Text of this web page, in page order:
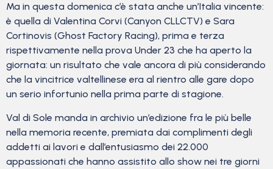
Ma in questa domenica c’è stata anche un’Italia vincente:
è quella di Valentina Corvi (Canyon CLLCTV) e Sara
Cortinovis (Ghost Factory Racing), prima e terza
rispettivamente nella prova Under 23 che ha aperto la
giornata: un risultato che vale ancora di più considerando
che la vincitrice valtellinese era al rientro alle gare dopo
un serio infortunio nella prima parte di stagione.
Val di Sole manda in archivio un’edizione fra le più belle
nella memoria recente, premiata dai complimenti degli
addetti ai lavori e dall’entusiasmo dei 22.000
appassionati che hanno assistito allo show nei tre giorni